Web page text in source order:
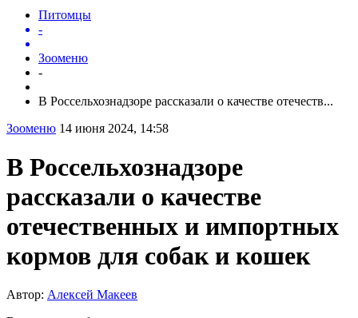
Питомцы
-
Зооменю
-
В Россельхознадзоре рассказали о качестве отечеств...
Зооменю 14 июня 2024, 14:58
В Россельхознадзоре
рассказали о качестве
отечественных и импортных
кормов для собак и кошек
Автор: Алексей Макеев